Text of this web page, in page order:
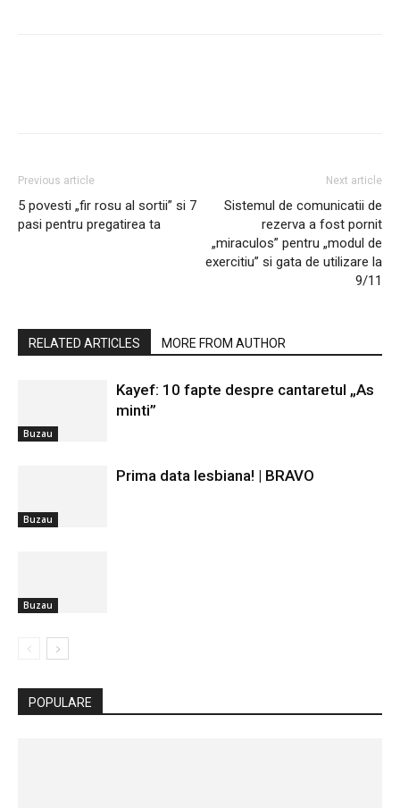
Previous article
5 povesti „fir rosu al sortii” si 7
pasi pentru pregatirea ta
Next article
Sistemul de comunicatii de
rezerva a fost pornit
„miraculos” pentru „modul de
exercitiu” si gata de utilizare la
9/11
RELATED ARTICLES MORE FROM AUTHOR
Buzau
Kayef: 10 fapte despre cantaretul „As
minti”
Buzau
Prima data lesbiana! | BRAVO
Buzau
POPULARE